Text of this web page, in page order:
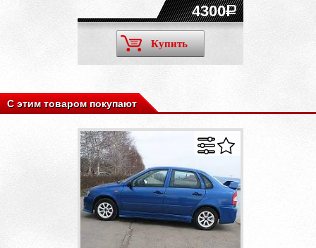
4300
Купить
С этим товаром покупают